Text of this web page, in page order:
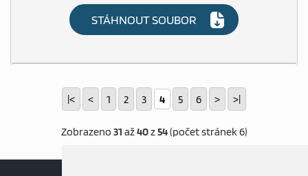
STÁHNOUT SOUBOR
|< < 1 2 3 4 5 6 > >|
Zobrazeno 31 až40z54(počet stránek 6)